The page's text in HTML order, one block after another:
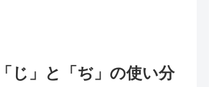
じ」と「ぢ」の使い分